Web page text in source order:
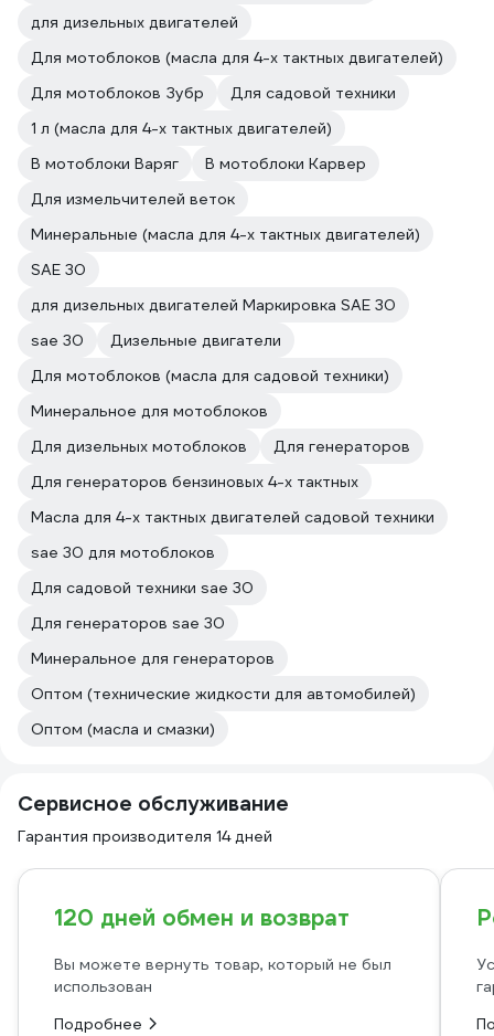
для дизельных двигателей
Для мотоблоков (масла для 4-х тактных двигателей)
Для мотоблоков Зубр
Для садовой техники
1 л (масла для 4-х тактных двигателей)
В мотоблоки Варяг
В мотоблоки Карвер
Для измельчителей веток
Минеральные (масла для 4-х тактных двигателей)
SAE 30
для дизельных двигателей Маркировка SAE 30
sae 30
Дизельные двигатели
Для мотоблоков (масла для садовой техники)
Минеральное для мотоблоков
Для дизельных мотоблоков
Для генераторов
Для генераторов бензиновых 4-х тактных
Масла для 4-х тактных двигателей садовой техники
sae 30 для мотоблоков
Для садовой техники sae 30
Для генераторов sae 30
Минеральное для генераторов
Оптом (технические жидкости для автомобилей)
Оптом (масла и смазки)
Сервисное обслуживание
Гарантия производителя 14 дней
120 дней обмен и возврат
Вы можете вернуть товар, который не был
использован
Подробнее